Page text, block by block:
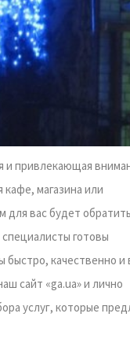
и привлекающая
магазина или
вас будет
готовы
качественно и
сайт «ga.ua» и лично
услуг, которые